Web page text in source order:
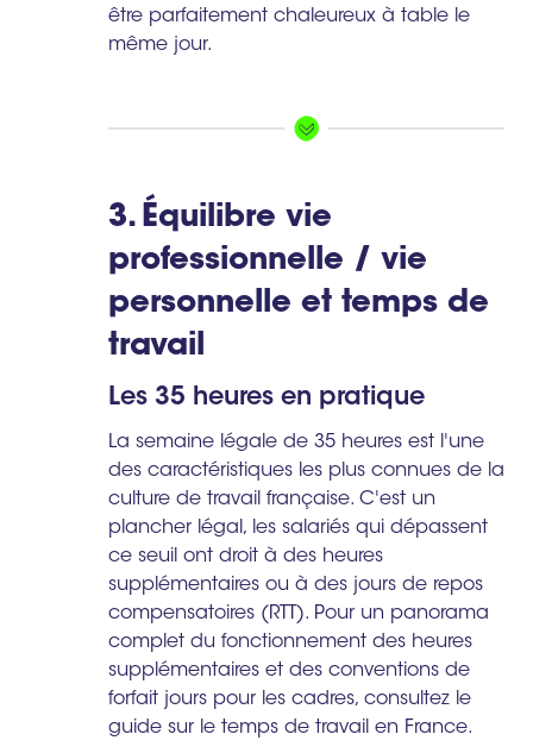
être parfaitement chaleureux à table le
même jour.
3. Équilibre vie
professionnelle / vie
personnelle et temps de
travail
Les 35 heures en pratique
La semaine légale de 35 heures est l'une
des caractéristiques les plus connues de la
culture de travail française. C'est un
plancher légal, les salariés qui dépassent
ce seuil ont droit à des heures
supplémentaires ou à des jours de repos
compensatoires (RTT). Pour un panorama
complet du fonctionnement des heures
supplémentaires et des conventions de
forfait jours pour les cadres, consultez le
guide sur le temps de travail en France.